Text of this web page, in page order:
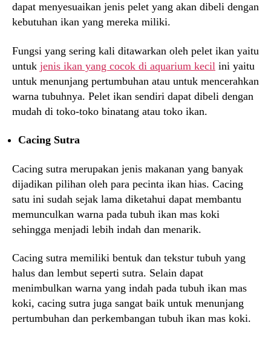
dapat menyesuaikan jenis pelet yang akan dibeli dengan
kebutuhan ikan yang mereka miliki.
Fungsi yang sering kali ditawarkan oleh pelet ikan yaitu
untuk jenis ikan yang cocok di aquarium kecil ini yaitu
untuk menunjang pertumbuhan atau untuk mencerahkan
warna tubuhnya. Pelet ikan sendiri dapat dibeli dengan
mudah di toko-toko binatang atau toko ikan.
Cacing Sutra
Cacing sutra merupakan jenis makanan yang banyak
dijadikan pilihan oleh para pecinta ikan hias. Cacing
satu ini sudah sejak lama diketahui dapat membantu
memunculkan warna pada tubuh ikan mas koki
sehingga menjadi lebih indah dan menarik.
Cacing sutra memiliki bentuk dan tekstur tubuh yang
halus dan lembut seperti sutra. Selain dapat
menimbulkan warna yang indah pada tubuh ikan mas
koki, cacing sutra juga sangat baik untuk menunjang
pertumbuhan dan perkembangan tubuh ikan mas koki.